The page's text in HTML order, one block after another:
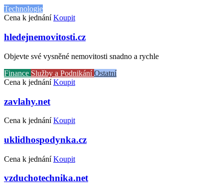
Technologie
Cena k jednání Koupit
hledejnemovitosti.cz
Objevte své vysněné nemovitosti snadno a rychle
Finance Služby a PodnikáníOstatní
Cena k jednání Koupit
zavlahy.net
Cena k jednání Koupit
uklidhospodynka.cz
Cena k jednání Koupit
vzduchotechnika.net